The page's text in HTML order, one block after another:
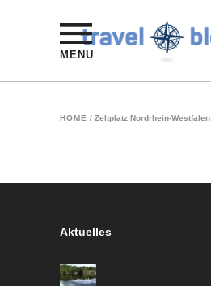
MENU
HOME / Zeltplatz Nordrhein-Westfalen
Aktuelles